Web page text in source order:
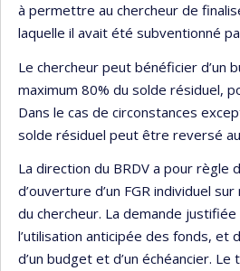
à permettre au chercheur de
laquelle il avait été subventionné
Le chercheur peut bénéficier d’un
maximum 80% du solde résiduel,
Dans le cas de circonstances
solde résiduel peut être reversé
La direction du BRDV a pour règle
d’ouverture d’un FGR individuel
du chercheur. La demande
l’utilisation anticipée des fonds, et
d’un budget et d’un échéancier.